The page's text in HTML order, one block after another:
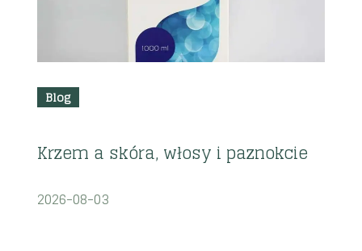
Blog
Krzem a skóra, włosy i paznokcie
2026-08-03